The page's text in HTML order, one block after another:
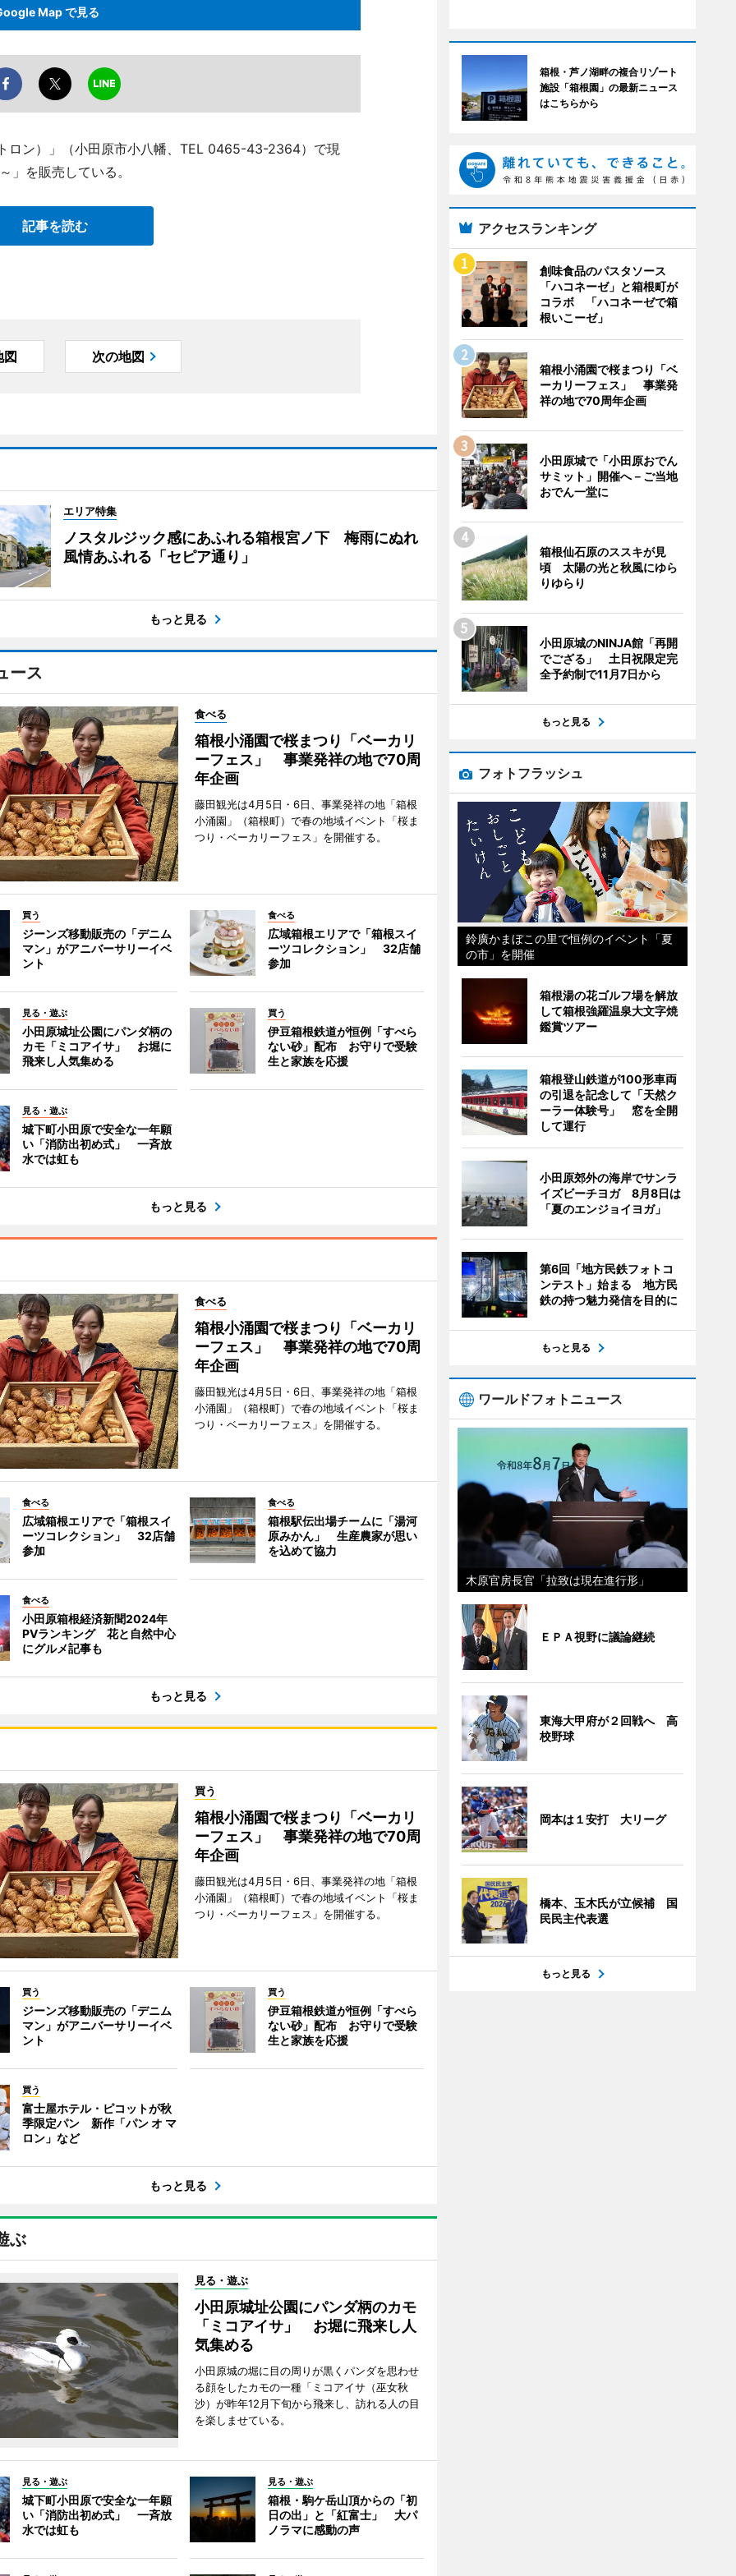
Map で見る
ロン）」（小田原市小八幡、TEL 0465-43-2364）で現
」を販売している。
記事を読む
図 次の地図
エリア特集
ノスタルジック感にあふれる箱根宮ノ下 梅雨にぬれ
風情あふれる「セピア通り」
もっと見る
ース
食べる
箱根小涌園で桜まつり「ベーカリ
ーフェス」 事業発祥の地で70周
年企画
藤田観光は4月5日・6日、事業発祥の地「箱根
小涌園」（箱根町）で春の地域イベント「桜ま
つり・ベーカリーフェス」を開催する。
買う
ジーンズ移動販売の「デニム
マン」がアニバーサリーイベ
ント
食べる
広域箱根エリアで「箱根スイ
ーツコレクション」 32店舗
参加
見る・遊ぶ
小田原城址公園にパンダ柄の
カモ「ミコアイサ」 お堀に
飛来し人気集める
買う
伊豆箱根鉄道が恒例「すべら
ない砂」配布 お守りで受験
生と家族を応援
見る・遊ぶ
城下町小田原で安全な一年願
い「消防出初め式」 一斉放
水では虹も
もっと見る
食べる
箱根小涌園で桜まつり「ベーカリ
ーフェス」 事業発祥の地で70周
年企画
藤田観光は4月5日・6日、事業発祥の地「箱根
小涌園」（箱根町）で春の地域イベント「桜ま
つり・ベーカリーフェス」を開催する。
食べる
広域箱根エリアで「箱根スイ
ーツコレクション」 32店舗
参加
食べる
箱根駅伝出場チームに「湯河
原みかん」 生産農家が思い
を込めて協力
食べる
小田原箱根経済新聞2024年
PVランキング 花と自然中心
にグルメ記事も
もっと見る
買う
箱根小涌園で桜まつり「ベーカリ
ーフェス」 事業発祥の地で70周
年企画
藤田観光は4月5日・6日、事業発祥の地「箱根
小涌園」（箱根町）で春の地域イベント「桜ま
つり・ベーカリーフェス」を開催する。
買う
ジーンズ移動販売の「デニム
マン」がアニバーサリーイベ
ント
買う
伊豆箱根鉄道が恒例「すべら
ない砂」配布 お守りで受験
生と家族を応援
買う
富士屋ホテル・ピコットが秋
季限定パン 新作「パン オ マ
ロン」など
もっと見る
ぶ
見る・遊ぶ
小田原城址公園にパンダ柄のカモ
「ミコアイサ」 お堀に飛来し人
気集める
小田原城の堀に目の周りが黒くパンダを思わせ
る顔をしたカモの一種「ミコアイサ（巫女秋
沙）が昨年12月下旬から飛来し、訪れる人の目
を楽しませている。
見る・遊ぶ
城下町小田原で安全な一年願
い「消防出初め式」 一斉放
水では虹も
見る・遊ぶ
箱根・駒ケ岳山頂からの「初
日の出」と「紅富士」 大パ
ノラマに感動の声
箱根・芦ノ湖畔の複合リゾート
施設「箱根園」の最新ニュース
はこちらから
アクセスランキング
創味食品のパスタソース
「ハコネーゼ」と箱根町が
コラボ 「ハコネーゼで箱
根いこーゼ」
箱根小涌園で桜まつり「ベ
ーカリーフェス」 事業発
祥の地で70周年企画
小田原城で「小田原おでん
サミット」開催へ－ご当地
おでん一堂に
箱根仙石原のススキが見
頃 太陽の光と秋風にゆら
りゆらり
小田原城のNINJA館「再開
でござる」 土日祝限定完
全予約制で11月7日から
もっと見る
フォトフラッシュ
鈴廣かまぼこの里で恒例のイベント「夏
の市」を開催
箱根湯の花ゴルフ場を解放
して箱根強羅温泉大文字焼
鑑賞ツアー
箱根登山鉄道が100形車両
の引退を記念して「天然ク
ーラー体験号」 窓を全開
して運行
小田原郊外の海岸でサンラ
イズビーチヨガ 8月8日は
「夏のエンジョイヨガ」
第6回「地方民鉄フォトコ
ンテスト」始まる 地方民
鉄の持つ魅力発信を目的に
もっと見る
ワールドフォトニュース
木原官房長官「拉致は現在進行形」
ＥＰＡ視野に議論継続
東海大甲府が２回戦へ 高
校野球
岡本は１安打 大リーグ
橋本、玉木氏が立候補 国
民民主代表選
もっと見る